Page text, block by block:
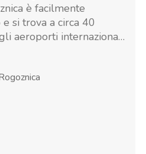
è facilmente
si trova a circa 40
aeroporti internazionali
città europee. La
entrambi gli aeroporti
oppure in auto.
servizi di autonoleggio.